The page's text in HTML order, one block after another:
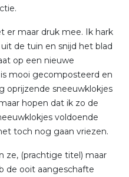
er maar druk mee. Ik hark
de tuin en snijd het blad
op een nieuwe
mooi gecomposteerd en
oprijzende sneeuwklokjes
hopen dat ik zo de
voldoende
toch nog gaan vriezen.
ze, (prachtige titel) maar
de ooit aangeschafte